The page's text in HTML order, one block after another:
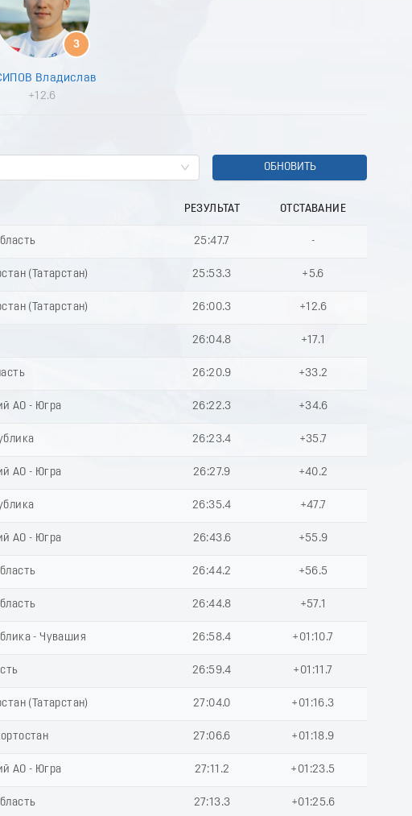
9
1
3
Владислав
+12.6
ОБНОВИТЬ
РЕЗУЛЬТАТ ОТСТАВАНИЕ
25:47.7 -
(Татарстан) 25:53.3 +5.6
(Татарстан) 26:00.3 +12.6
26:04.8 +17.1
26:20.9 +33.2
АО - Югра 26:22.3 +34.6
26:23.4 +35.7
АО - Югра 26:27.9 +40.2
26:35.4 +47.7
АО - Югра 26:43.6 +55.9
26:44.2 +56.5
26:44.8 +57.1
- Чувашия 26:58.4 +01:10.7
26:59.4 +01:11.7
(Татарстан) 27:04.0 +01:16.3
27:06.6 +01:18.9
АО - Югра 27:11.2 +01:23.5
27:13.3 +01:25.6